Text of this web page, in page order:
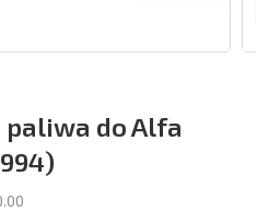
do Alfa